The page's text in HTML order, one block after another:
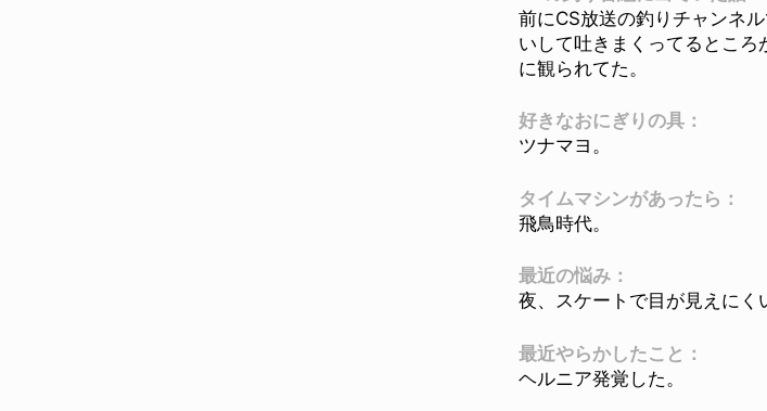
前にCS放送の釣りチャンネ
いして吐きまくってるとこ
に観られてた。
好きなおにぎりの具：
ツナマヨ。
タイムマシンがあったら：
飛鳥時代。
最近の悩み：
夜、スケートで目が見えにく
最近やらかしたこと：
ヘルニア発覚した。